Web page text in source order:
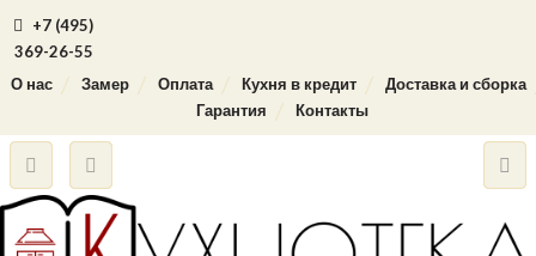
+7 (495)
369-26-55
О нас
Замер Оплата Кухня в кредит
Доставка и сборка
Гарантия
Контакты